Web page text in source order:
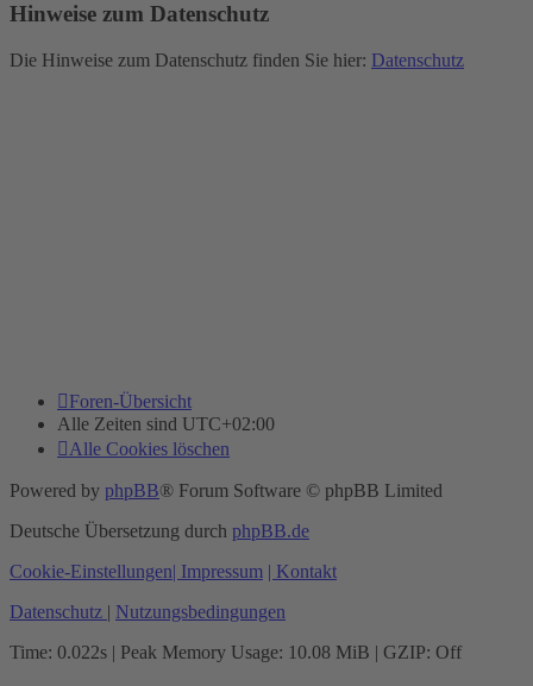
Hinweise zum Datenschutz
Die Hinweise zum Datenschutz finden Sie hier: Datenschutz
Foren-Übersicht
Alle Zeiten sind UTC+02:00
Alle Cookies löschen
Powered by phpBB® Forum Software © phpBB Limited
Deutsche Übersetzung durch phpBB.de
Cookie-Einstellungen| Impressum | Kontakt
Datenschutz | Nutzungsbedingungen
Time: 0.022s | Peak Memory Usage: 10.08 MiB | GZIP: Off